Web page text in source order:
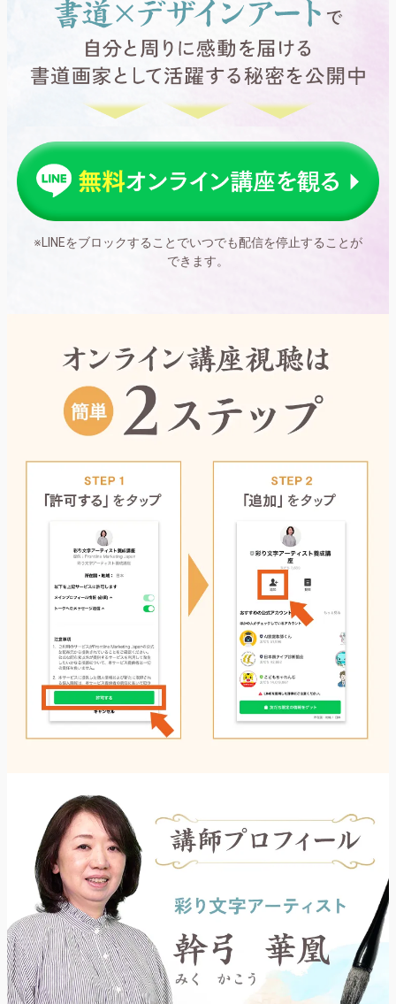
※LINEをブロックすることでいつでも配信を停止することが
できます。